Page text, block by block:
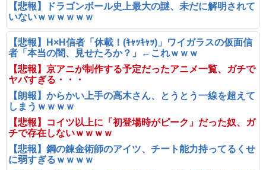
【悲報】ドラゴンボール史上最大の謎、未だに解明されて
いないｗｗｗｗｗｗ
【悲報】H×H信者「休載！(ｷｬｯｷｬｯ)」ワイガラスの仮面信
者「本当の闇、見せたろか？」←これｗｗｗ
【悲報】京アニが制作する予定だったアニメ一覧、ガチで
ヤバすぎる・・・
【朗報】からかい上手の高木さん、とうとう一線を超えて
しまうｗｗｗｗ
【悲報】コイツ以上に「初登場時がピーク」だった奴、ガ
チで存在しないｗｗｗｗ
【悲報】鋼の錬金術師のアイツ、チート能力持ってるくせ
に弱すぎるｗｗｗｗ